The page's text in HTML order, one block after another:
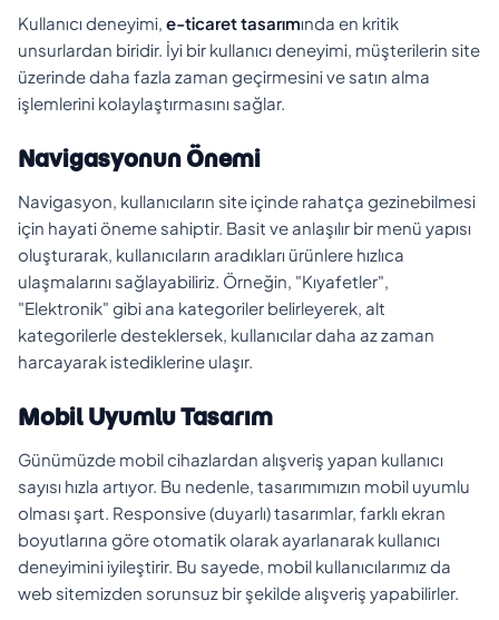
Kullanıcı deneyimi, e-ticaret tasarımında en kritik
unsurlardan biridir. İyi bir kullanıcı deneyimi, müşterilerin site
üzerinde daha fazla zaman geçirmesini ve satın alma
işlemlerini kolaylaştırmasını sağlar.
Navigasyonun Önemi
Navigasyon, kullanıcıların site içinde rahatça gezinebilmesi
için hayati öneme sahiptir. Basit ve anlaşılır bir menü yapısı
oluşturarak, kullanıcıların aradıkları ürünlere hızlıca
ulaşmalarını sağlayabiliriz. Örneğin, "Kıyafetler",
"Elektronik" gibi ana kategoriler belirleyerek, alt
kategorilerle desteklersek, kullanıcılar daha az zaman
harcayarak istediklerine ulaşır.
Mobil Uyumlu Tasarım
Günümüzde mobil cihazlardan alışveriş yapan kullanıcı
sayısı hızla artıyor. Bu nedenle, tasarımımızın mobil uyumlu
olması şart. Responsive (duyarlı) tasarımlar, farklı ekran
boyutlarına göre otomatik olarak ayarlanarak kullanıcı
deneyimini iyileştirir. Bu sayede, mobil kullanıcılarımız da
web sitemizden sorunsuz bir şekilde alışveriş yapabilirler.